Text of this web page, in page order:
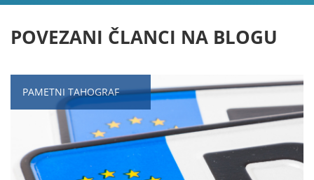
POVEZANI ČLANCI NA BLOGU
PAMETNI TAHOGRAF